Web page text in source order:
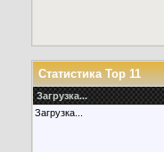
Статистика Top 11
Загрузка...
Загрузка...